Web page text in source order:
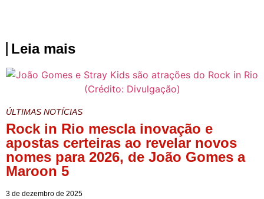
Leia mais
ÚLTIMAS NOTÍCIAS
Rock in Rio mescla inovação e
apostas certeiras ao revelar novos
nomes para 2026, de João Gomes a
Maroon 5
3 de dezembro de 2025